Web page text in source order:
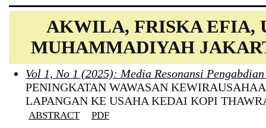
AKWILA, FRISKA EFIA,
MUHAMMADIYAH
Vol 1, No 1 (2025): Media Resonansi
PENINGKATAN WAWASAN
LAPANGAN KE USAHA KEDAI KOPI
ABSTRACT PDF